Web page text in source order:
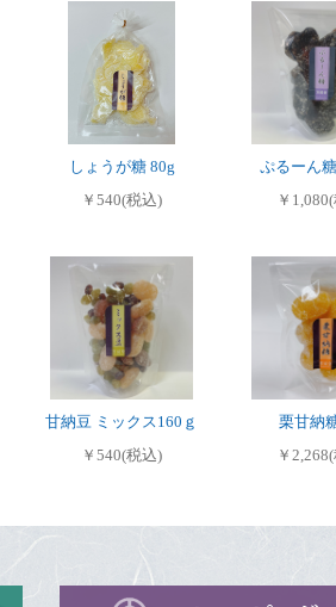
しょうが糖 80g
￥540(税込)
ぷるーん
￥
甘納豆 ミックス160ｇ
￥540(税込)
栗甘納
￥